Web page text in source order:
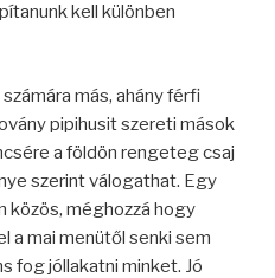
kell különben
más, ahány férfi
pipihusit szereti mások
a földön rengeteg csaj
szerint válogathat. Egy
közös, méghozzá hogy
a mai menütől senki sem
fog jóllakatni minket. Jó